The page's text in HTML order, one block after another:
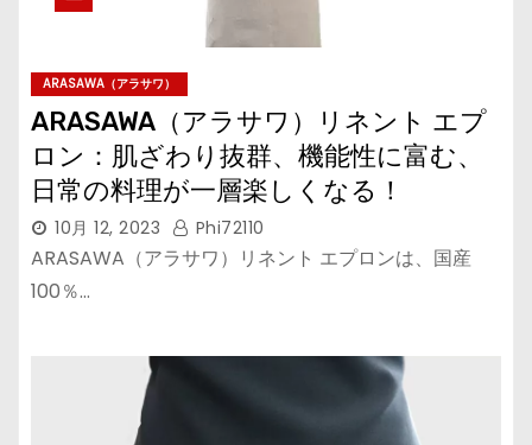
ARASAWA（アラサワ）
ARASAWA（アラサワ）リネント エプ
ロン：肌ざわり抜群、機能性に富む、
日常の料理が一層楽しくなる！
10月 12, 2023 Phi72110
ARASAWA（アラサワ）リネント エプロンは、国産
100％…